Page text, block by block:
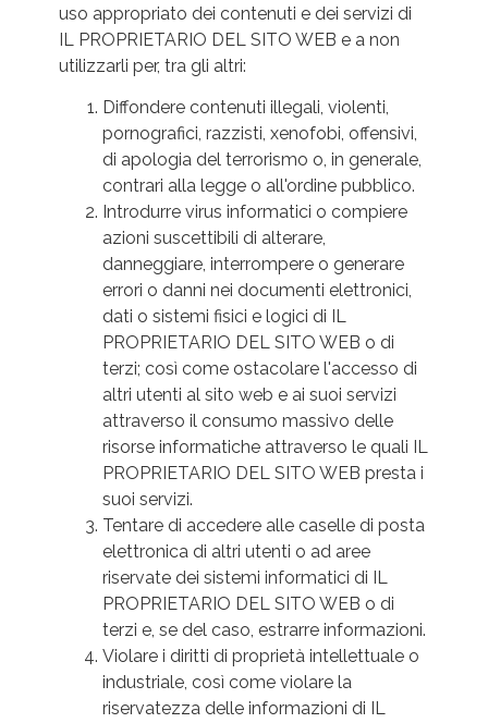
uso appropriato dei contenuti e dei servizi di
IL PROPRIETARIO DEL SITO WEB e a non
utilizzarli per, tra gli altri:
Diffondere contenuti illegali, violenti,
pornografici, razzisti, xenofobi, offensivi,
di apologia del terrorismo o, in generale,
contrari alla legge o all'ordine pubblico.
Introdurre virus informatici o compiere
azioni suscettibili di alterare,
danneggiare, interrompere o generare
errori o danni nei documenti elettronici,
dati o sistemi fisici e logici di IL
PROPRIETARIO DEL SITO WEB o di
terzi; così come ostacolare l'accesso di
altri utenti al sito web e ai suoi servizi
attraverso il consumo massivo delle
risorse informatiche attraverso le quali IL
PROPRIETARIO DEL SITO WEB presta i
suoi servizi.
Tentare di accedere alle caselle di posta
elettronica di altri utenti o ad aree
riservate dei sistemi informatici di IL
PROPRIETARIO DEL SITO WEB o di
terzi e, se del caso, estrarre informazioni.
Violare i diritti di proprietà intellettuale o
industriale, così come violare la
riservatezza delle informazioni di IL